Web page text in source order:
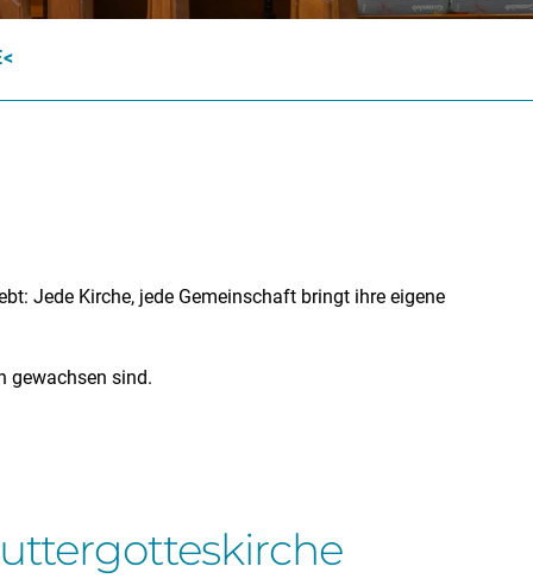
Jede Kirche, jede Gemeinschaft bringt ihre eigene
gewachsen sind.